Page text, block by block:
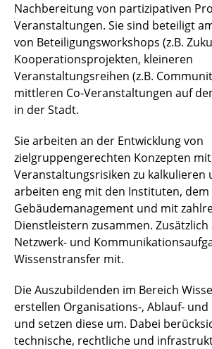
Nachbereitung von partizipativen
Veranstaltungen. Sie sind beteiligt
von Beteiligungsworkshops (z.B.
Kooperationsprojekten, kleineren
Veranstaltungsreihen (z.B.
mittleren Co-Veranstaltungen auf
in der Stadt.
Sie arbeiten an der Entwicklung von
zielgruppengerechten Konzepten
Veranstaltungsrisiken zu kalkulieren
arbeiten eng mit den Instituten, dem
Gebäudemanagement und mit
Dienstleistern zusammen.
Netzwerk- und
Wissenstransfer mit.
Die Auszubildenden im Bereich
erstellen Organisations-, Ablauf-
und setzen diese um. Dabei
technische, rechtliche und